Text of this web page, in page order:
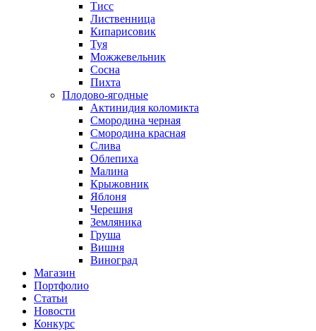
Тисс
Лиственница
Кипарисовик
Туя
Можжевельник
Сосна
Пихта
Плодово-ягодные
Актинидия коломикта
Смородина черная
Смородина красная
Слива
Облепиха
Малина
Крыжовник
Яблоня
Черешня
Земляника
Груша
Вишня
Виноград
Магазин
Портфолио
Статьи
Новости
Конкурс